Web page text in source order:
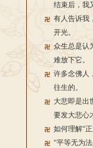
结束后，我
有人告诉我
开光。
众生总是认
难放下它。
许多念佛人
往生的。
大悲即是出
要发大悲心
如何理解“
“平等无为